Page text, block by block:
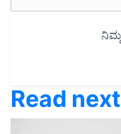
Read next